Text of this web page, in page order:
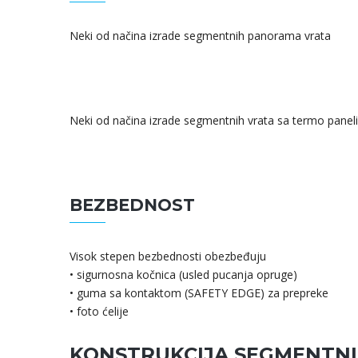
Neki od načina izrade segmentnih panorama vrata
Neki od načina izrade segmentnih vrata sa termo
BEZBEDNOST
Visok stepen bezbednosti obezbeđuju
• sigurnosna kočnica (usled pucanja opruge)
• guma sa kontaktom (SAFETY EDGE) za prepreke
• foto ćelije